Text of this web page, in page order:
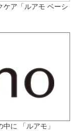
ケア「ルアモ ベーシ
に 「ルアモ」